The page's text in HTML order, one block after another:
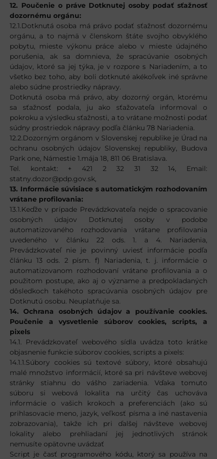
12. Poučenie o práve Dotknutej osoby podať sťažnosť
dozornému orgánu:
12.1.Dotknutá osoba má právo podať sťažnosť dozornému
orgánu, a to najmä v členskom štáte svojho obvyklého
pobytu, mieste výkonu práce alebo v mieste údajného
porušenia, ak sa domnieva, že spracúvanie osobných
údajov, ktoré sa jej týka, je v rozpore s Nariadením, a to
všetko bez toho, aby boli dotknuté akékoľvek iné správne
alebo súdne prostriedky nápravy.
Dotknutá osoba má právo, aby dozorný orgán, ktorému
sa sťažnosť podala, ju ako sťažovateľa informoval o
pokroku a výsledku sťažnosti, a to vrátane možnosti podať
súdny prostriedok nápravy podľa článku 78 Nariadenia.
12.2.Dozorným orgánom v Slovenskej republike je Úrad na
ochranu osobných údajov Slovenskej republiky, Budova
Park one, Námestie 1.mája 18, 811 06 Bratislava.
Tel. kontakt: + 421 2 32 31 32 14, Email:
statny.dozor@pdp.gov.sk,
13. Informácie súvisiace s automatickým rozhodovaním
vrátane profilovania:
13.1.Keďže v prípade Prevádzkovateľa nejde o spracovanie
osobných údajov Dotknutej osoby v podobe
automatizovaného rozhodovania vrátane profilovania
uvedeného v článku 22 ods. 1. a 4. Nariadenia,
Prevádzkovateľ nie je povinný uviesť informácie podľa
článku 13 ods. 2 písm. f) Nariadenia, t. j. informácie o
automatizovanom rozhodovaní vrátane profilovania a o
použitom postupe, ako aj o význame a predpokladaných
dôsledkoch takéhoto spracúvania osobných údajov pre
Dotknutú osobu. Neuplatňuje sa.
14. Ochrana osobných údajov a používanie cookies.
Poučenie a vysvetlenie súborov cookies, scripts, a
pixels
14.1. Prevádzkovateľ webového sídla uvádza toto krátke
objasnenie funkcie súborov cookies, scripts a pixels:
14.1.1.Súbory cookies sú textové súbory, ktoré obsahujú
malé množstvo informácií, ktoré sa pri návšteve webovej
stránky stiahnu do vášho zariadenia. Vďaka tomuto
súboru si webová lokalita na určitý čas uchováva
informácie o vašich krokoch a preferenciách (ako sú
prihlasovacie meno, jazyk, veľkosť písma a iné nastavenia
zobrazovania), takže ich pri ďalšej návšteve webovej
lokality alebo prehliadaní jej jednotlivých stránok
nemusíte opätovne uvádzať
Script je časť programového kódu, ktorý sa používa na